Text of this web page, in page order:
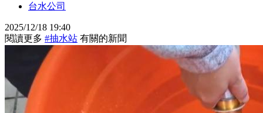
台水公司
2025/12/18 19:40
閱讀更多 #抽水站 有關的新聞